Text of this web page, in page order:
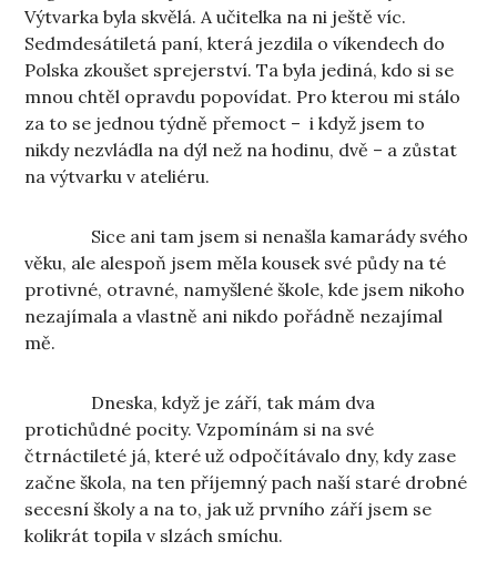
Výtvarka byla skvělá. A učitelka na ni ještě víc.
Sedmdesátiletá paní, která jezdila o víkendech do
Polska zkoušet sprejerství. Ta byla jediná, kdo si se
mnou chtěl opravdu popovídat. Pro kterou mi stálo
za to se jednou týdně přemoct – i když jsem to
nikdy nezvládla na dýl než na hodinu, dvě – a zůstat
na výtvarku v ateliéru.
Sice ani tam jsem si nenašla kamarády svého
věku, ale alespoň jsem měla kousek své půdy na té
protivné, otravné, namyšlené škole, kde jsem nikoho
nezajímala a vlastně ani nikdo pořádně nezajímal
mě.
Dneska, když je září, tak mám dva
protichůdné pocity. Vzpomínám si na své
čtrnáctileté já, které už odpočítávalo dny, kdy zase
začne škola, na ten příjemný pach naší staré drobné
secesní školy a na to, jak už prvního září jsem se
kolikrát topila v slzách smíchu.